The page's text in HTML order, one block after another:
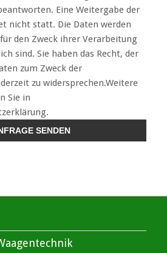
Eine Weitergabe der
nicht statt. Die Daten werden
den Zweck ihrer Verarbeitung
sind. Sie haben das Recht, der
zum Zweck der
zu widersprechen.Weitere
Sie in